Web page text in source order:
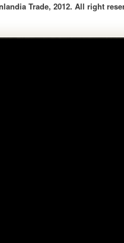
Trade, 2012. All right